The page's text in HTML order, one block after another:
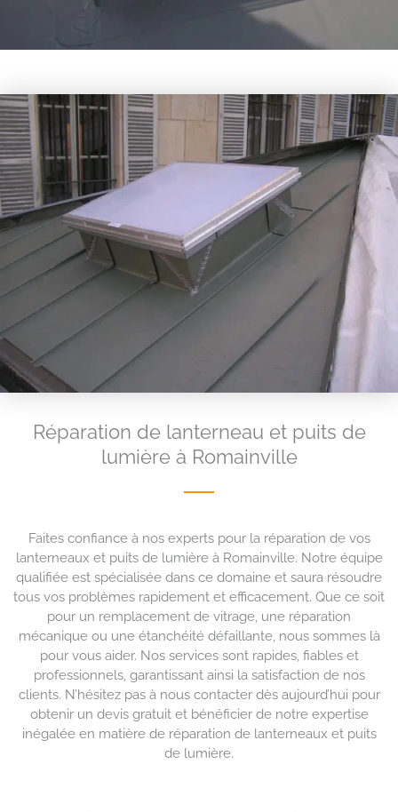
Réparation de lanterneau et puits de
lumière à Romainville
Faites confiance à nos experts pour la réparation de vos
lanterneaux et puits de lumière à Romainville. Notre équipe
qualifiée est spécialisée dans ce domaine et saura résoudre
tous vos problèmes rapidement et efficacement. Que ce soit
pour un remplacement de vitrage, une réparation
mécanique ou une étanchéité défaillante, nous sommes là
pour vous aider. Nos services sont rapides, fiables et
professionnels, garantissant ainsi la satisfaction de nos
clients. N’hésitez pas à nous contacter dès aujourd’hui pour
obtenir un devis gratuit et bénéficier de notre expertise
inégalée en matière de réparation de lanterneaux et puits
de lumière.